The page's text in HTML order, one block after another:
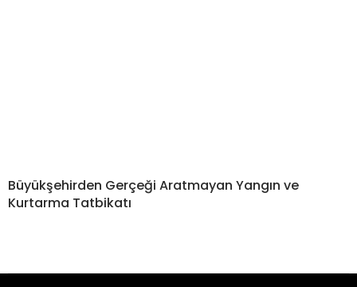
Büyükşehirden Gerçeği Aratmayan Yangın ve
Kurtarma Tatbikatı